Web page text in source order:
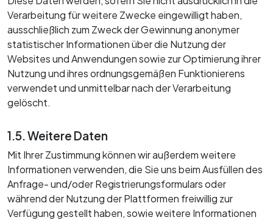
Verarbeitung für weitere Zwecke eingewilligt haben,
ausschließlich zum Zweck der Gewinnung anonymer
statistischer Informationen über die Nutzung der
Websites und Anwendungen sowie zur Optimierung ihrer
Nutzung und ihres ordnungsgemäßen Funktionierens
verwendet und unmittelbar nach der Verarbeitung
gelöscht.
1.5. Weitere Daten
Mit Ihrer Zustimmung können wir außerdem weitere
Informationen verwenden, die Sie uns beim Ausfüllen des
Anfrage- und/oder Registrierungsformulars oder
während der Nutzung der Plattformen freiwillig zur
Verfügung gestellt haben, sowie weitere Informationen